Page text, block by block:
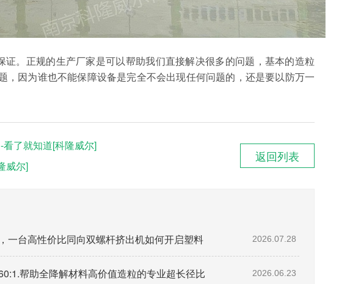
。 正规的生产厂家是可以帮助我们直接解决很多的问题，基本的造粒
，因为谁也不能保障设备是完全不会出现任何问题的，还是要以防万一
了就知道[科隆威尔]
威尔]
返回列表
一台高性价比同向双螺杆挤出机如何开启塑料 2026.07.28
帮助全降解材料高价值造粒的专业超长径比 2026.06.23